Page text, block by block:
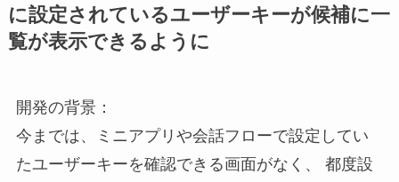
に設定されているユーザーキーが候補に一
覧が表示できるように
開発の背景：
今までは、ミニアプリや会話フローで設定してい
たユーザーキーを確認できる画面がなく、 都度設